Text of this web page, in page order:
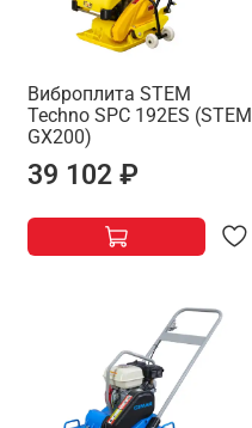
Виброплита STEM
Techno SPC 192ES (STEM
GX200)
39 102 ₽